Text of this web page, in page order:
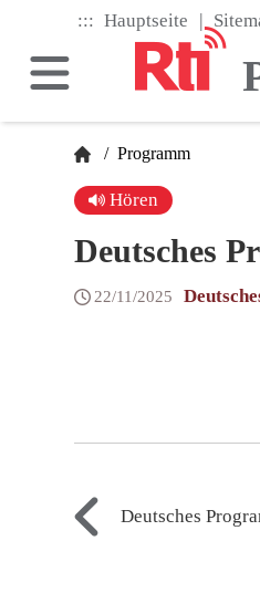
main
content
::: Hauptseite |
/ Programm
Hören
Deutsches
22/11/2025
Deutsches